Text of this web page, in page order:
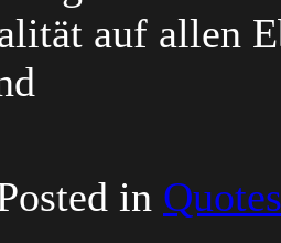
auf allen
in Quotes